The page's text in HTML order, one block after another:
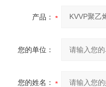
产品：
您的单位：
您的姓名：